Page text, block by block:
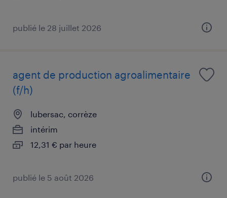
publié le 28 juillet 2026
agent de production agroalimentaire
(f/h)
lubersac, corrèze
intérim
12,31 € par heure
publié le 5 août 2026